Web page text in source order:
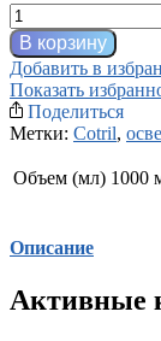
Количество
товара
CY
BLOND
PURPLE
SHAMPOO
В корзину
Добавить в
Показать
Поделиться
Метки: Cotril,
Объем (мл) 1000
Описание
Активные